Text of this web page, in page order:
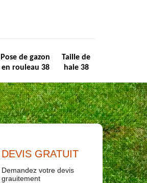
Pose de gazon
en rouleau 38
Taille de
haie 38
DEVIS GRATUIT
Demandez votre devis
grauitement